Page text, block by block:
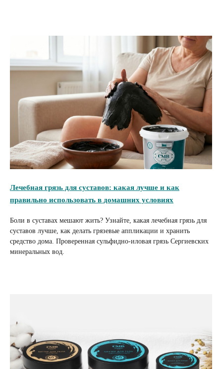
Лечебная грязь для суставов: какая лучше и как
правильно использовать в домашних условиях
Боли в суставах мешают жить? Узнайте, какая лечебная грязь для
суставов лучше, как делать грязевые аппликации и хранить
средство дома. Проверенная сульфидно-иловая грязь Сергиевских
минеральных вод.